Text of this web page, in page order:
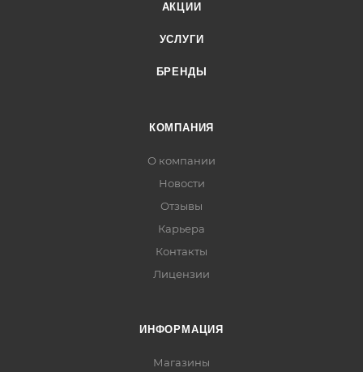
АКЦИИ
УСЛУГИ
БРЕНДЫ
КОМПАНИЯ
О компании
Новости
Отзывы
Карьера
Контакты
Лицензии
ИНФОРМАЦИЯ
Магазины